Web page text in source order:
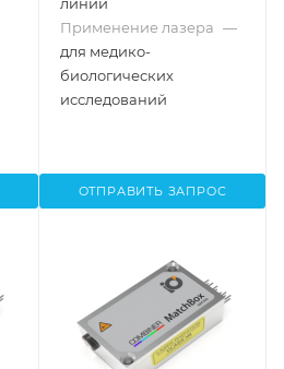
Применение лазера —
для медико-
биологических
исследований
ОТПРАВИТЬ ЗАПРОС